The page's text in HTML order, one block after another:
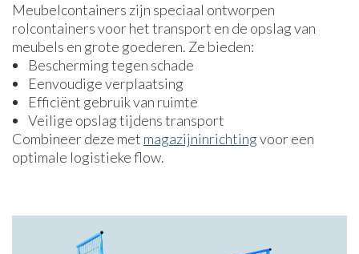
Meubelcontainers zijn speciaal ontworpen
rolcontainers voor het transport en de opslag van
meubels en grote goederen. Ze bieden:
Bescherming tegen schade
Eenvoudige verplaatsing
Efficiënt gebruik van ruimte
Veilige opslag tijdens transport
Combineer deze met magazijninrichtingvoor een
optimale logistieke flow.